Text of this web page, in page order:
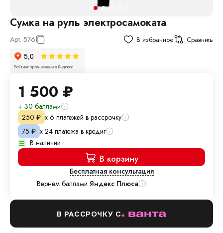
Сумка на руль электросамоката
Арт. 576 В избранное Сравнить
1 500 ₽
+ 30 баллами
250 ₽ х 6 платежей в рассрочку
75 ₽ х 24 платежа в кредит
В наличии
В корзину
Бесплатная консультация
Вернем баллами Яндекс Плюса
В РАССРОЧКУ С